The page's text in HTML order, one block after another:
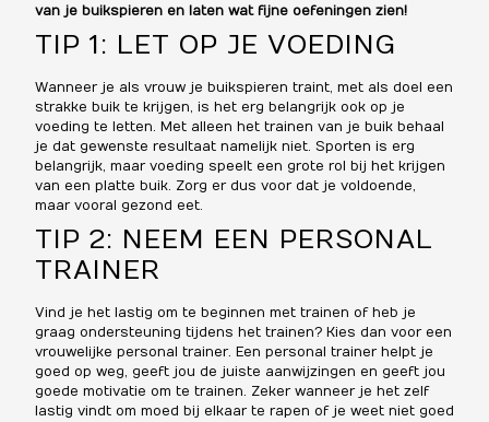
van je buikspieren en laten wat fijne oefeningen zien!
TIP 1: LET OP JE VOEDING
Wanneer je als vrouw je buikspieren traint, met als doel een
strakke buik te krijgen, is het erg belangrijk ook op je
voeding te letten. Met alleen het trainen van je buik behaal
je dat gewenste resultaat namelijk niet. Sporten is erg
belangrijk, maar voeding speelt een grote rol bij het krijgen
van een platte buik. Zorg er dus voor dat je voldoende,
maar vooral gezond eet.
TIP 2: NEEM EEN PERSONAL
TRAINER
Vind je het lastig om te beginnen met trainen of heb je
graag ondersteuning tijdens het trainen? Kies dan voor een
vrouwelijke personal trainer. Een personal trainer helpt je
goed op weg, geeft jou de juiste aanwijzingen en geeft jou
goede motivatie om te trainen. Zeker wanneer je het zelf
lastig vindt om moed bij elkaar te rapen of je weet niet goed